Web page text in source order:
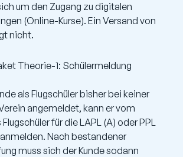
um den Zugang zu digitalen
(Online-Kurse). Ein Versand von
nicht.
Theorie-1: Schülermeldung
als Flugschüler bisher bei keiner
angemeldet, kann er vom
für die LAPL (A) oder PPL
Nach bestandener
muss sich der Kunde sodann